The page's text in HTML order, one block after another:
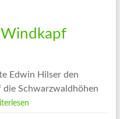
Windkapf
Edwin Hilser den
Schwarzwaldhöhen